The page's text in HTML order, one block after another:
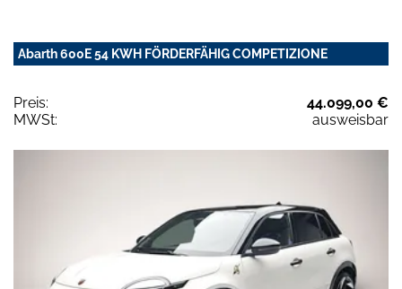
Abarth 600E 54 KWH FÖRDERFÄHIG COMPETIZIONE
Preis:
44.099,00 €
MWSt:
ausweisbar